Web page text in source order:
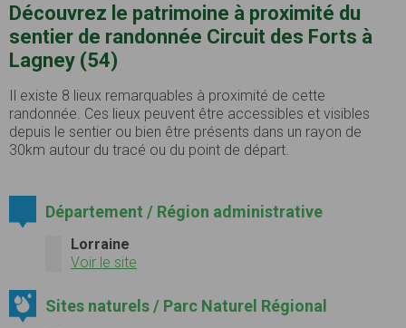
Découvrez le patrimoine à proximité du
sentier de randonnée Circuit des Forts à
Lagney (54)
Il existe 8 lieux remarquables à proximité de cette
randonnée. Ces lieux peuvent être accessibles et visibles
depuis le sentier ou bien être présents dans un rayon de
30km autour du tracé ou du point de départ.
Département / Région administrative
Lorraine
Voir le site
Sites naturels / Parc Naturel Régional